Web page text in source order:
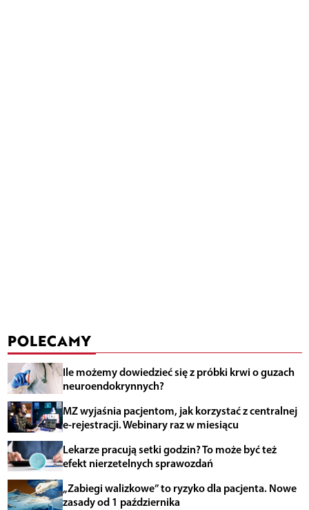
POLECAMY
Ile możemy dowiedzieć się z próbki krwi o guzach
neuroendokrynnych?
MZ wyjaśnia pacjentom, jak korzystać z centralnej
e-rejestracji. Webinary raz w miesiącu
Lekarze pracują setki godzin? To może być też
efekt nierzetelnych sprawozdań
„Zabiegi walizkowe” to ryzyko dla pacjenta. Nowe
zasady od 1 października